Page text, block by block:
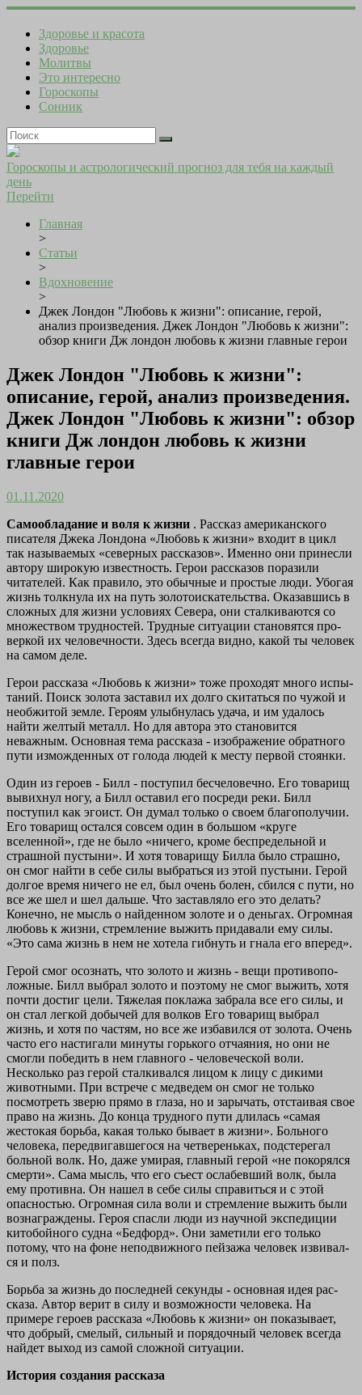
Здоровье и красота
Здоровье
Молитвы
Это интересно
Гороскопы
Сонник
Гороскопы и астрологический прогноз для тебя на каждый
день
Перейти
Главная
>
Статьи
>
Вдохновение
>
Джек Лондон "Любовь к жизни": описание, герой,
анализ произведения. Джек Лондон "Любовь к жизни":
обзор книги Дж лондон любовь к жизни главные герои
Джек Лондон "Любовь к жизни":
описание, герой, анализ произведения.
Джек Лондон "Любовь к жизни": обзор
книги Дж лондон любовь к жизни
главные герои
01.11.2020
Самообладание и воля к жизни . Рассказ американского
писателя Джека Лондона «Любовь к жизни» входит в цикл
так называемых «северных рассказов». Именно они принесли
автору широкую известность. Герои рас­сказов поразили
читателей. Как правило, это обычные и простые люди. Убогая
жизнь толкнула их на путь золотоискательства. Ока­завшись в
сложных для жизни условиях Севера, они сталкивают­ся со
множеством трудностей. Трудные ситуации становятся про­
веркой их человечности. Здесь всегда видно, какой ты человек
на самом деле.
Герои рассказа «Любовь к жизни» тоже проходят много испы­
таний. Поиск золота заставил их долго скитаться по чужой и
необ­житой земле. Героям улыбнулась удача, и им удалось
найти жел­тый металл. Но для автора это становится
неважным. Основная тема рассказа - изображение обратного
пути изможденных от го­лода людей к месту первой стоянки.
Один из героев - Билл - поступил бесчеловечно. Его това­рищ
вывихнул ногу, а Билл оставил его посреди реки. Билл
поступил как эгоист. Он думал только о своем благополучии.
Его товарищ остался совсем один в большом «круге
вселенной», где не было «ничего, кроме беспредельной и
страшной пустыни». И хотя товарищу Билла было страшно,
он смог найти в себе силы выбраться из этой пустыни. Герой
долгое время ничего не ел, был очень болен, сбился с пути, но
все же шел и шел дальше. Что заставляло его это делать?
Конечно, не мысль о найденном золо­те и о деньгах. Огромная
любовь к жизни, стремление выжить придавали ему силы.
«Это сама жизнь в нем не хотела гибнуть и гнала его вперед».
Герой смог осознать, что золото и жизнь - вещи противопо­
ложные. Билл выбрал золото и поэтому не смог выжить, хотя
почти достиг цели. Тяжелая поклажа забрала все его силы, и
он стал легкой добычей для волков Его товарищ выбрал
жизнь, и хотя по частям, но все же избавился от золота. Очень
часто его настигали минуты горького отчаяния, но они не
смогли побе­дить в нем главного - человеческой воли.
Несколько раз герой сталкивался лицом к лицу с дикими
животными. При встрече с медведем он смог не только
посмотреть зверю прямо в глаза, но и зарычать, отстаивая свое
право на жизнь. До конца труд­ного пути длилась «самая
жестокая борьба, какая только бывает в жизни». Больного
человека, передвигавшегося на четве­реньках, подстерегал
больной волк. Но, даже умирая, главный герой «не покорялся
смерти». Сама мысль, что его съест осла­бевший волк, была
ему противна. Он нашел в себе силы спра­виться и с этой
опасностью. Огромная сила воли и стремление выжить были
вознаграждены. Героя спасли люди из научной эк­спедиции
китобойного судна «Бедфорд». Они заметили его толь­ко
потому, что на фоне неподвижного пейзажа человек извивал­
ся и полз.
Борьба за жизнь до последней секунды - основная идея рас­
сказа. Автор верит в силу и возможности человека. На
примере ге­роев рассказа «Любовь к жизни» он показывает,
что добрый, сме­лый, сильный и порядочный человек всегда
найдет выход из са­мой сложной ситуации.
История создания рассказа